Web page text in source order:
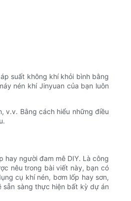
suất không khí khỏi bình bằng
nén khí Jinyuan của bạn luôn
v.v. Bằng cách hiểu những điều
hay người đam mê DIY. Là công
nêu trong bài viết này, bạn có
cụ khí nén, bơm lốp hay sơn,
sẵn sàng thực hiện bất kỳ dự án